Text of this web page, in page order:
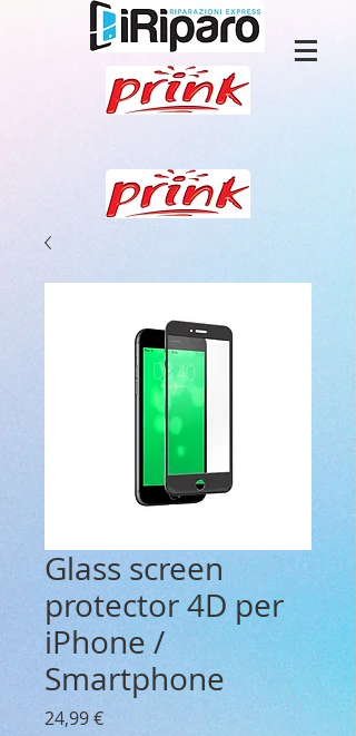
Glass screen
protector 4D per
iPhone /
Smartphone
24,99 €Prezzo